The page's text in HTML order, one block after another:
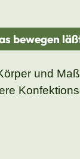
bewegen
und